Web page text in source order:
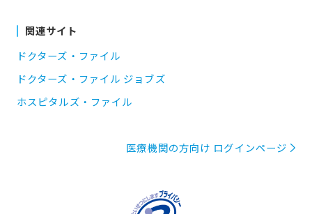
関連サイト
ドクターズ・ファイル
ドクターズ・ファイル ジョブズ
ホスピタルズ・ファイル
医療機関の方向け ログインページ